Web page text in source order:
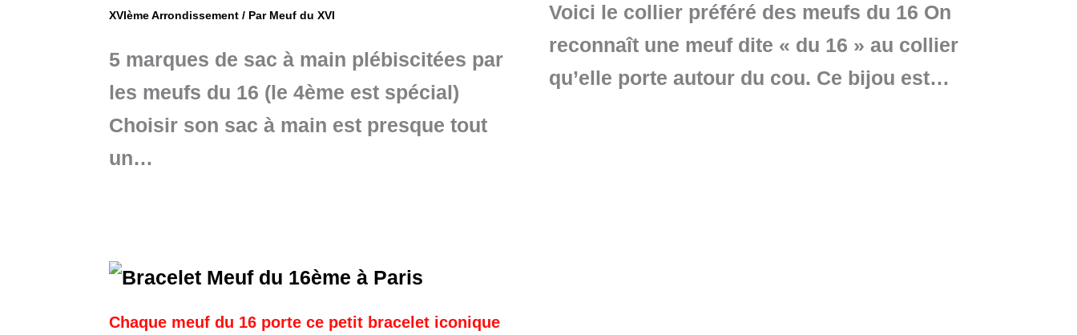
XVIème Arrondissement/ Par Meuf du XVI
5 marques de sac à main plébiscitées par
les meufs du 16 (le 4ème est spécial)
Choisir son sac à main est presque tout
un…
Voici le collier préféré des meufs du 16 On
reconnaît une meuf dite « du 16 » au collier
qu’elle porte autour du cou. Ce bijou est…
Chaque meuf du 16 porte ce petit bracelet iconique